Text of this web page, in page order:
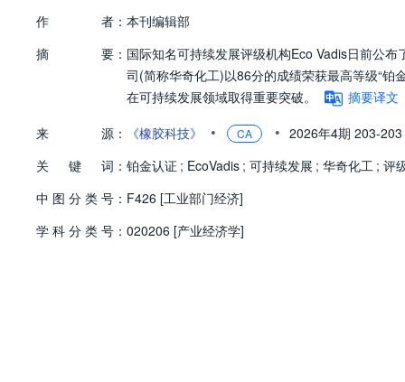
作 者： 本刊编辑部
摘
要： 国际知名可持续发展评级机构Eco Vadis日前公
司(简称华奇化工)以86分的成绩荣获最高等级“铂
在可持续发展领域取得重要突破。
摘要译文
来
源： 《橡胶科技》 • CA • 2026年4期 203-
关
键 词： 铂金认证 ; EcoVadis ; 可持续发展 ; 华奇化工 ; 评
中 图 分 类 号： F426 [工业部门经济]
学 科 分 类 号： 020206 [产业经济学]